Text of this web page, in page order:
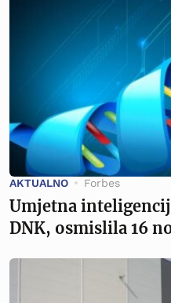
AKTUALNO Forbes
Umjetna
DNK, osmislila 16